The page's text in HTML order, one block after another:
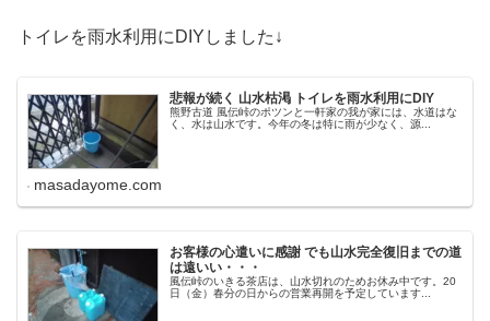
トイレを雨水利用にDIYしました↓
悲報が続く 山水枯渇 トイレを雨水利用にDIY
熊野古道 風伝峠のポツンと一軒家の我が家には、水道はな
く、水は山水です。今年の冬は特に雨が少なく、源...
masadayome.com
お客様の心遣いに感謝 でも山水完全復旧までの道
は遠いい・・・
風伝峠のいきる茶店は、山水切れのためお休み中です。20
日（金）春分の日からの営業再開を予定しています...